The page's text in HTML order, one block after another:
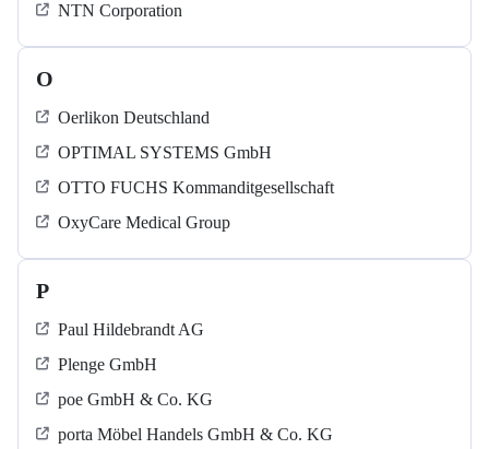
NTN Corporation
O
Oerlikon Deutschland
OPTIMAL SYSTEMS GmbH
OTTO FUCHS Kommanditgesellschaft
OxyCare Medical Group
P
Paul Hildebrandt AG
Plenge GmbH
poe GmbH & Co. KG
porta Möbel Handels GmbH & Co. KG